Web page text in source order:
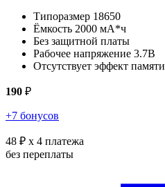
Типоразмер 18650
Ёмкость 2000 мА*ч
Без защитной платы
Рабочее напряжение 3.7В
Отсутствует эффект памяти
190 ₽
+7 бонусов
48 ₽ x 4 платежа
без переплаты